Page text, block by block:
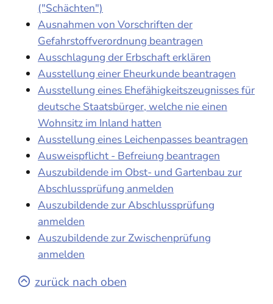
("Schächten")
Ausnahmen von Vorschriften der
Gefahrstoffverordnung beantragen
Ausschlagung der Erbschaft erklären
Ausstellung einer Eheurkunde beantragen
Ausstellung eines Ehefähigkeitszeugnisses für
deutsche Staatsbürger, welche nie einen
Wohnsitz im Inland hatten
Ausstellung eines Leichenpasses beantragen
Ausweispflicht - Befreiung beantragen
Auszubildende im Obst- und Gartenbau zur
Abschlussprüfung anmelden
Auszubildende zur Abschlussprüfung
anmelden
Auszubildende zur Zwischenprüfung
anmelden
zurück nach oben